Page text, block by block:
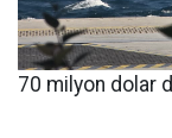
70 milyon dolar